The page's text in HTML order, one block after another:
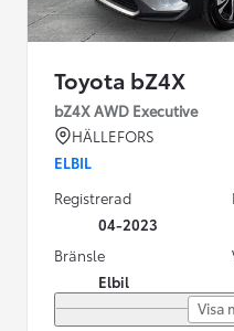
Toyota bZ4X
bZ4X AWD Executive
HÄLLEFORS
ELBIL
Registrerad
04-2023
Bränsle
Elbil
Visa